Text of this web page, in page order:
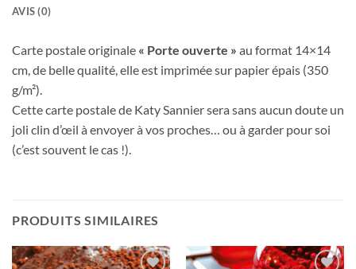
AVIS (0)
Carte postale originale « Porte ouverte » au format 14×14
cm, de belle qualité, elle est imprimée sur papier épais (350
g/m²).
Cette carte postale de Katy Sannier sera sans aucun doute un
joli clin d’œil à envoyer à vos proches… ou à garder pour soi
(c’est souvent le cas !).
PRODUITS SIMILAIRES